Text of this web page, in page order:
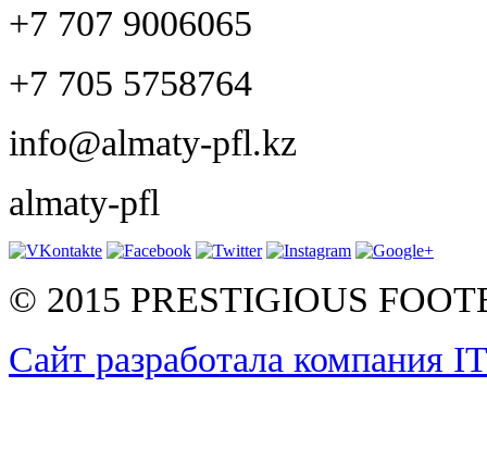
+7 707 9006065
+7 705 5758764
info@almaty-pfl.kz
almaty-pfl
© 2015 PRESTIGIOUS
Сайт разработала компания